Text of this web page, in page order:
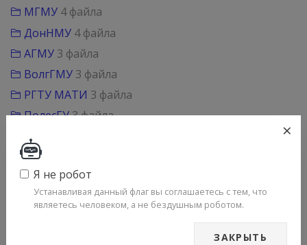
МГМУ 4 файла
ДонНМУ 4 файла
АГМУ 3 файла
ВолгГМУ 3 файла
РГТУ МАТИ 3 файла
ПолесГУ3 файла
ПИМУ
АГМУ
СГМУ 3 файла
ПГМУ 3 файла
×
Я не робот
Устанавливая данный флаг вы соглашаетесь с тем, что
являетесь человеком, а не бездушным роботом.
ЗАКРЫТЬ